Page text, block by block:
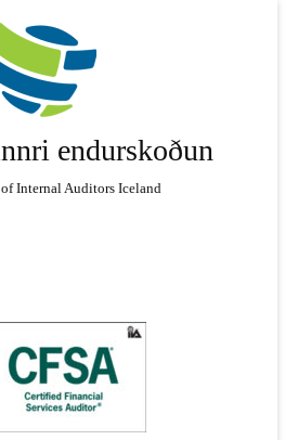
endurskoðun
Internal Auditors Iceland